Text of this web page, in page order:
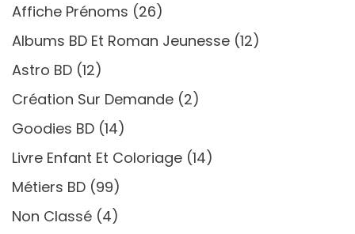
Affiche Prénoms (26)
Albums BD Et Roman Jeunesse (12)
Astro BD (12)
Création Sur Demande (2)
Goodies BD (14)
Livre Enfant Et Coloriage (14)
Métiers BD (99)
Non Classé (4)